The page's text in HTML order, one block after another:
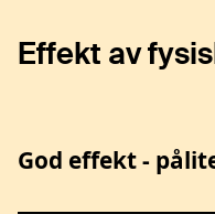
Effekt av
God effekt -